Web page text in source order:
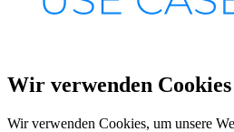
Wir verwenden Cookies
Wir verwenden Cookies, um unsere